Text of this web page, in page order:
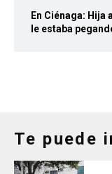
En Ciénaga:
le estaba
Te puede